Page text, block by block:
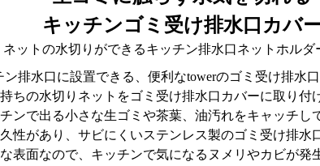
キッチンゴミ受け排水口カバ
ネットの水切りができるキッチン排水口ネットホルダ
ン排水口に設置できる、便利なtowerのゴミ受け排水口
ちの水切りネットをゴミ受け排水口カバーに取り付
ンで出る小さな生ゴミや茶葉、油汚れをキャッチし
性があり、サビにくいステンレス製のゴミ受け排水
表面なので、キッチンで気になるヌメリやカビが発